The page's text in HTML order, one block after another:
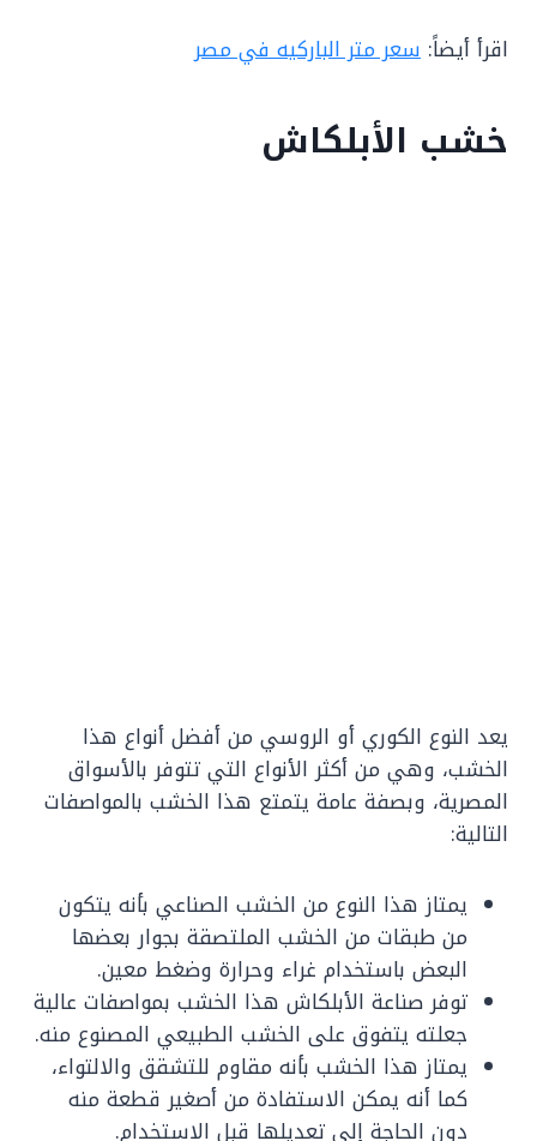
اقرأ أيضاً: سعر متر الباركيه في مصر
خشب الأبلكاش
يعد النوع الكوري أو الروسي من أفضل أنواع هذا
الخشب، وهي من أكثر الأنواع التي تتوفر بالأسواق
المصرية، وبصفة عامة يتمتع هذا الخشب بالمواصفات
التالية:
يمتاز هذا النوع من الخشب الصناعي بأنه يتكون
من طبقات من الخشب الملتصقة بجوار بعضها
البعض باستخدام غراء وحرارة وضغط معين.
توفر صناعة الأبلكاش هذا الخشب بمواصفات عالية
جعلته يتفوق على الخشب الطبيعي المصنوع منه.
يمتاز هذا الخشب بأنه مقاوم للتشقق والالتواء،
كما أنه يمكن الاستفادة من أصغير قطعة منه
دون الحاجة إلى تعديلها قبل الاستخدام.